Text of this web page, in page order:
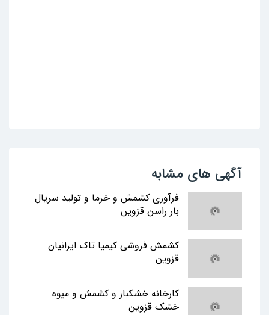
آگهی های مشابه
فرآوری کشمش و خرما و تولید سریال
بار راسن قزوین
کشمش فروشی کیمیا تاک ایرانیان
قزوین
کارخانه خشکبار و کشمش و میوه
خشک قزوین